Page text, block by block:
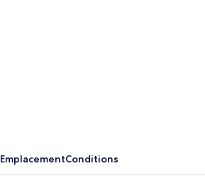
EmplacementConditions